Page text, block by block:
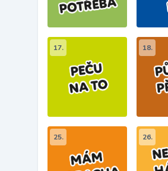
17. 18.
25. 26.